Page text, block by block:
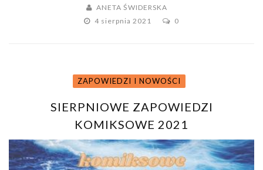
ANETA ŚWIDERSKA
4 sierpnia 2021
0
ZAPOWIEDZI I NOWOŚCI
SIERPNIOWE ZAPOWIEDZI
KOMIKSOWE 2021